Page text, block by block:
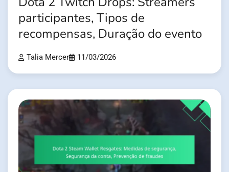
participantes, Tipos de
recompensas, Duração do evento
Talia Mercer 11/03/2026